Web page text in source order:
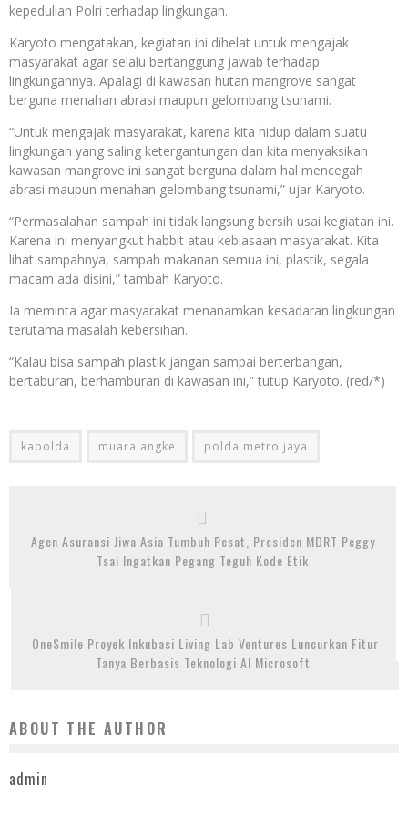
kepedulian Polri terhadap lingkungan.
Karyoto mengatakan, kegiatan ini dihelat untuk mengajak
masyarakat agar selalu bertanggung jawab terhadap
lingkungannya. Apalagi di kawasan hutan mangrove sangat
berguna menahan abrasi maupun gelombang tsunami.
“Untuk mengajak masyarakat, karena kita hidup dalam suatu
lingkungan yang saling ketergantungan dan kita menyaksikan
kawasan mangrove ini sangat berguna dalam hal mencegah
abrasi maupun menahan gelombang tsunami,” ujar Karyoto.
“Permasalahan sampah ini tidak langsung bersih usai kegiatan ini.
Karena ini menyangkut habbit atau kebiasaan masyarakat. Kita
lihat sampahnya, sampah makanan semua ini, plastik, segala
macam ada disini,” tambah Karyoto.
Ia meminta agar masyarakat menanamkan kesadaran lingkungan
terutama masalah kebersihan.
“Kalau bisa sampah plastik jangan sampai berterbangan,
bertaburan, berhamburan di kawasan ini,” tutup Karyoto. (red/*)
kapolda muara angke polda metro jaya
Agen Asuransi Jiwa Asia Tumbuh Pesat, Presiden MDRT Peggy
Tsai Ingatkan Pegang Teguh Kode Etik
OneSmile Proyek Inkubasi Living Lab Ventures Luncurkan Fitur
Tanya Berbasis Teknologi AI Microsoft
ABOUT THE AUTHOR
admin